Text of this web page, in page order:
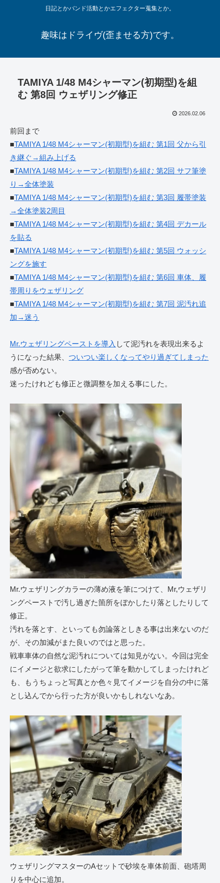
日記とかバンド活動とかエフェクター蒐集とか。
趣味はドライヴ(歪ませる方)です。
TAMIYA 1/48 M4シャーマン(初期型)を組
む 第8回 ウェザリング修正
2026.02.06
前回まで
■TAMIYA 1/48 M4シャーマン(初期型)を組む 第1回 父から引
き継ぐ→組み上げる
■TAMIYA 1/48 M4シャーマン(初期型)を組む 第2回 サフ筆塗
り→全体塗装
■TAMIYA 1/48 M4シャーマン(初期型)を組む 第3回 履帯塗装
→全体塗装2周目
■TAMIYA 1/48 M4シャーマン(初期型)を組む 第4回 デカール
を貼る
■TAMIYA 1/48 M4シャーマン(初期型)を組む 第5回 ウォッシ
ングを施す
■TAMIYA 1/48 M4シャーマン(初期型)を組む 第6回 車体、履
帯周りをウェザリング
■TAMIYA 1/48 M4シャーマン(初期型)を組む 第7回 泥汚れ追
加→迷う
Mr.ウェザリングペーストを導入 して泥汚れを表現出来るよ
うになった結果、 ついつい楽しくなってやり過ぎてしまった
感が否めない。
迷ったけれども修正と微調整を加える事にした。
Mr.ウェザリングカラーの薄め液を筆につけて、Mr,ウェザリ
ングペーストで汚し過ぎた箇所をぼかしたり落としたりして
修正。
汚れを落とす、といっても勿論落としきる事は出来ないのだ
が、その加減がまた良いのではと思った。
戦車車体の自然な泥汚れについては知見がない。今回は完全
にイメージと欲求にしたがって筆を動かしてしまったけれど
も、もうちょっと写真とか色々見てイメージを自分の中に落
とし込んでから行った方が良いかもしれないなあ。
ウェザリングマスターのAセットで砂埃を車体前面、砲塔周
りを中心に追加。